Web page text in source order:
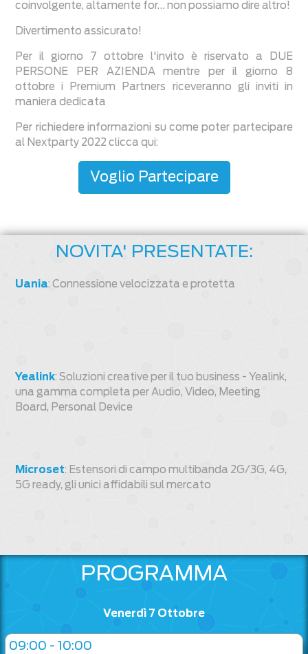
coinvolgente, altamente for… non possiamo dire altro!
Divertimento assicurato!
Per il giorno 7 ottobre l'invito è riservato a DUE
PERSONE PER AZIENDA mentre per il giorno 8
ottobre i Premium Partners riceveranno gli inviti in
maniera dedicata
Per richiedere informazioni su come poter partecipare
al Nextparty 2022 clicca qui:
Voglio Partecipare
NOVITA' PRESENTATE:
Uania: Connessione velocizzata e protetta
Yealink: Soluzioni creative per il tuo business - Yealink,
una gamma completa per Audio, Video, Meeting
Board, Personal Device
Microset: Estensori di campo multibanda 2G/3G, 4G,
5G ready, gli unici affidabili sul mercato
PROGRAMMA
Venerdì 7 Ottobre
09:00 - 10:00